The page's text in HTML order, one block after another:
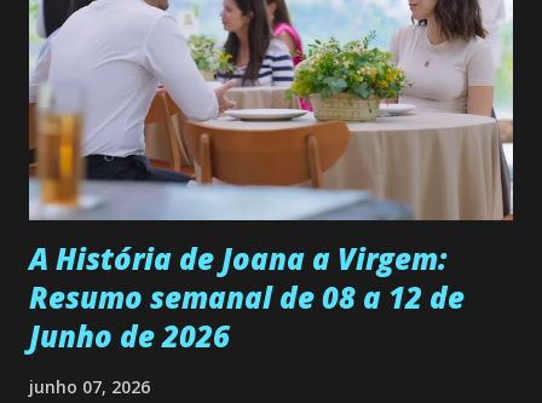
ser a primeira mulher da família a ingressar na
universidade. Ela tem uma personalidade muito alegre, é
muito madura para a idade, determinada, criativa e
empática. Detesta injustiças e é uma ótima amiga. Pode ser
teimosa e muito persistente quando decide fazer algo.
Durante um exame ginecológico, ela é inseminada por eng...
A História de Joana a Virgem:
Resumo semanal de 08 a 12 de
Junho de 2026
junho 07, 2026